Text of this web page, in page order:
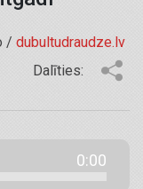
/ dubultudraudze.lv
Dalīties:
0:00